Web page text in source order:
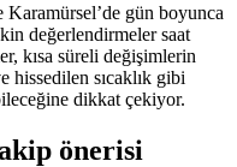
gün boyunca
değerlendirmeler saat
kısa süreli değişimlerin
hissedilen sıcaklık gibi
dikkat çekiyor.
önerisi